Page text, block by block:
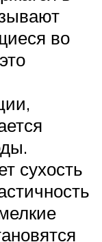
во
сухость